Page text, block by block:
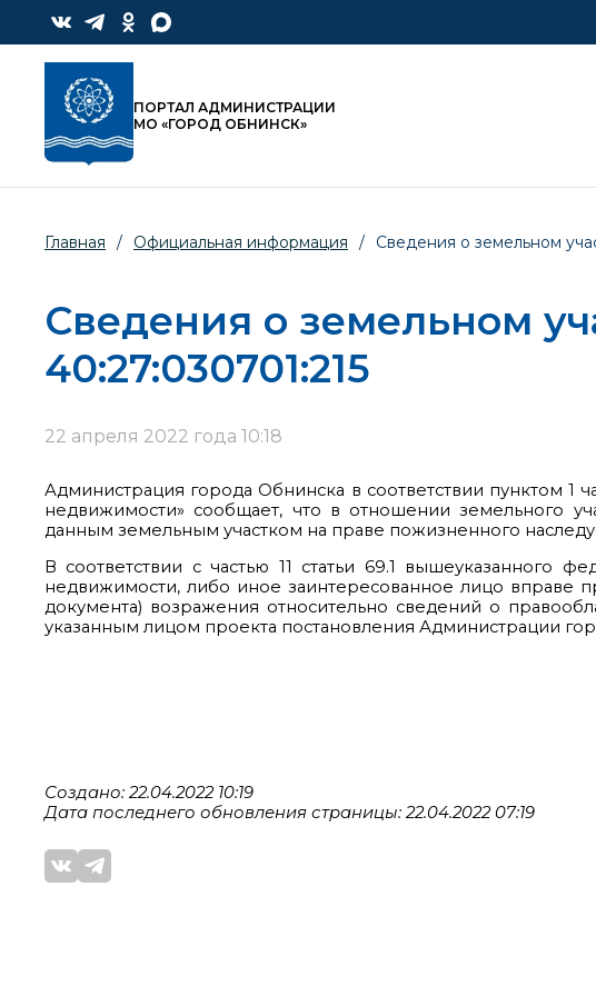
ПОРТАЛ АДМИНИСТРАЦИИ
МО «ГОРОД ОБНИНСК»
Главная / Официальная информация / Сведения о земельном
Сведения о земельном
40:27:030701:215
22 апреля 2022 года 10:18
Администрация города Обнинска в соответствии пунктом 1
недвижимости» сообщает, что в отношении земельного
данным земельным участком на праве пожизненного
В соответствии с частью 11 статьи 69.1 вышеуказанного
недвижимости, либо иное заинтересованное лицо вправе
документа) возражения относительно сведений о
указанным лицом проекта постановления Администрации
Создано: 22.04.2022 10:19
Дата последнего обновления страницы: 22.04.2022 07:19